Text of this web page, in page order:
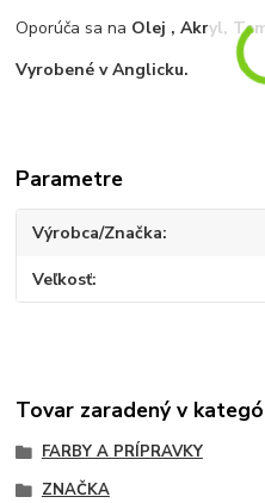
Oporúča sa na Olej , Akryl,
Vyrobené v Anglicku.
Parametre
Výrobca/Značka
Veľkosť
Tovar zaradený v
FARBY A PRÍPRAVKY
ZNAČKA